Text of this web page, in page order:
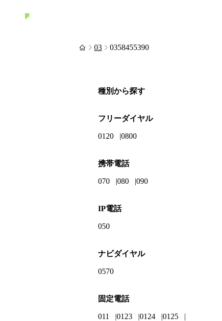
03 0358455390
種別から探す
フリーダイヤル
0120 0800
携帯電話
070 080 090
IP電話
050
ナビダイヤル
0570
固定電話
011 0123 0124
0125